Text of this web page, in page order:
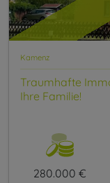
Kamenz
Traumhafte
Ihre Familie!
280.000 €